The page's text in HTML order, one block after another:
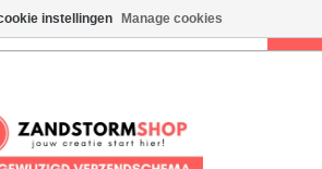
instellingen Manage cookies